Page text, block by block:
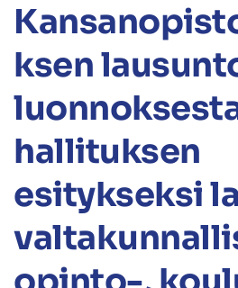
ksen
hallituksen
esitykseksi